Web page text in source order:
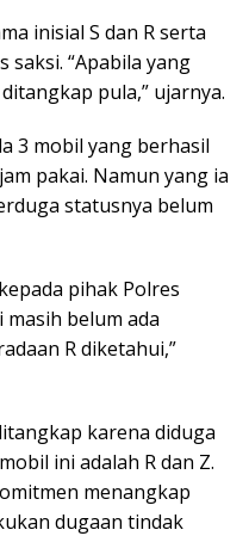
inisial S dan R serta
saksi. “Apabila yang
pula,” ujarnya.
3 mobil yang berhasil
pakai. Namun yang ia
statusnya belum
pihak Polres
masih belum ada
R diketahui,”
karena diduga
ini adalah R dan Z.
menangkap
dugaan tindak